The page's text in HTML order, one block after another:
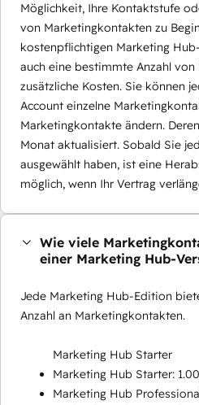
Möglichkeit, Ihre Kontaktstufe
von Marketingkontakten zu
kostenpflichtigen Marketing
auch eine bestimmte Anzahl
zusätzliche Kosten. Sie können
Account einzelne
Marketingkontakte ändern.
Monat aktualisiert. Sobald Sie
ausgewählt haben, ist eine
möglich, wenn Ihr Vertrag
Wie viele
einer Marketing Hub-
Jede Marketing Hub-Edition
Anzahl an Marketingkontakten.
Marketing Hub Starter
Marketing Hub Starter:
Marketing Hub